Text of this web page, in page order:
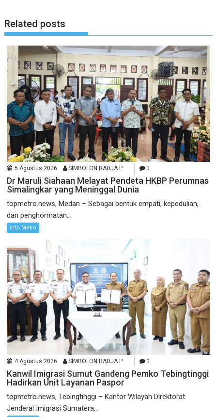
Related posts
5 Agustus 2026 SIMBOLON RADJA P 0
Dr Maruli Siahaan Melayat Pendeta HKBP Perumnas
Simalingkar yang Meninggal Dunia
topmetro.news, Medan – Sebagai bentuk empati, kepedulian,
dan penghormatan...
Info Metro
4 Agustus 2026 SIMBOLON RADJA P 0
Kanwil Imigrasi Sumut Gandeng Pemko Tebingtinggi
Hadirkan Unit Layanan Paspor
topmetro.news, Tebingtinggi – Kantor Wilayah Direktorat
Jenderal Imigrasi Sumatera...